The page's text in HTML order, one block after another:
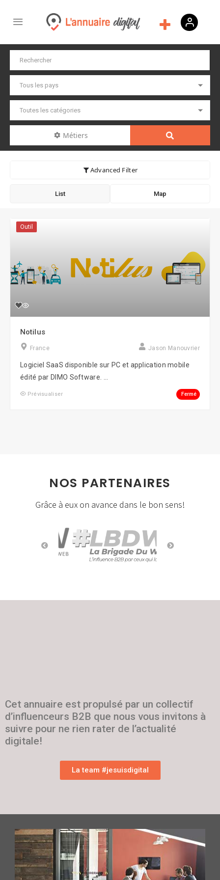
Métiers
Advanced Filter
List Map
Outil
Notilus
France Jason Manouvrier
Logiciel SaaS disponible sur PC et application mobile
édité par DIMO Software. ...
Prévisualiser Fermé
NOS PARTENAIRES
Grâce à eux on avance dans le bon sens!
Cet annuaire est propulsé par un collectif
d’influenceurs B2B que nous vous invitons à
suivre pour ne rien rater de l’actualité
digitale!
La team #jesuisdigital